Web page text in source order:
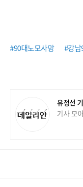
#90대노모사망 #강
유정선
기사 모